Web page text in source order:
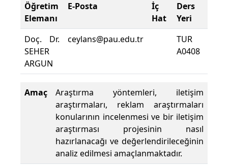
Öğretim
Elemanı
E-Posta
İç
Hat
Ders
Yeri
Doç. Dr.
SEHER
ARGUN
ceylans@pau.edu.tr
TUR
A0408
Amaç
Araştırma yöntemleri, iletişim
araştırmaları, reklam araştırmaları
konularının incelenmesi ve bir iletişim
araştırması projesinin nasıl
hazırlanacağı ve değerlendirileceğinin
analiz edilmesi amaçlanmaktadır.